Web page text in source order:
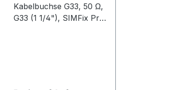
Kabelbuchse G33, 50 Ω,
G33 (1 1/4"), SIMFix Pro,